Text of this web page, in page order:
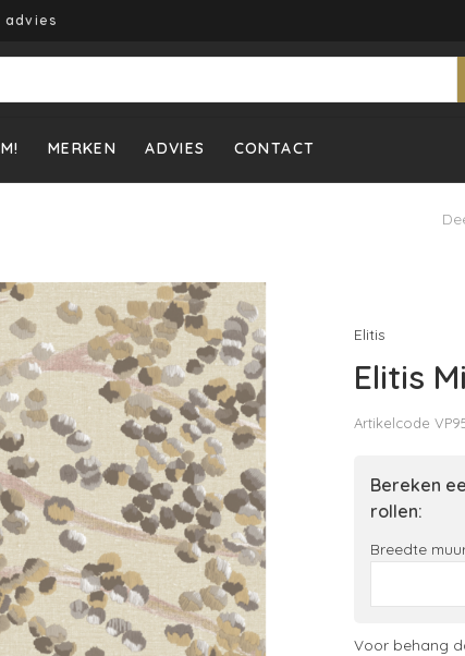
advies
MERKEN ADVIES CONTACT
Elitis
Elitis
Artikelcode
Bereken
rollen:
Breedte
Voor behang